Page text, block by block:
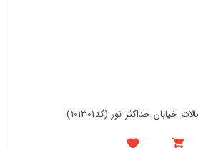
حداکثر نور (کد101301)